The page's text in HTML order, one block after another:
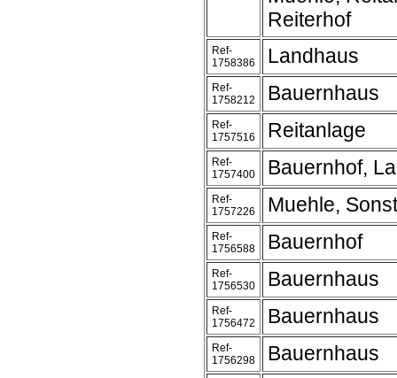
Reiterhof
Ref-
1758386
Landhaus
Ref-
1758212
Bauernhaus
Ref-
1757516
Reitanlage
Ref-
1757400
Bauernhof,
Ref-
1757226
Muehle,
Ref-
1756588
Bauernhof
Ref-
1756530
Bauernhaus
Ref-
1756472
Bauernhaus
Ref-
1756298
Bauernhaus